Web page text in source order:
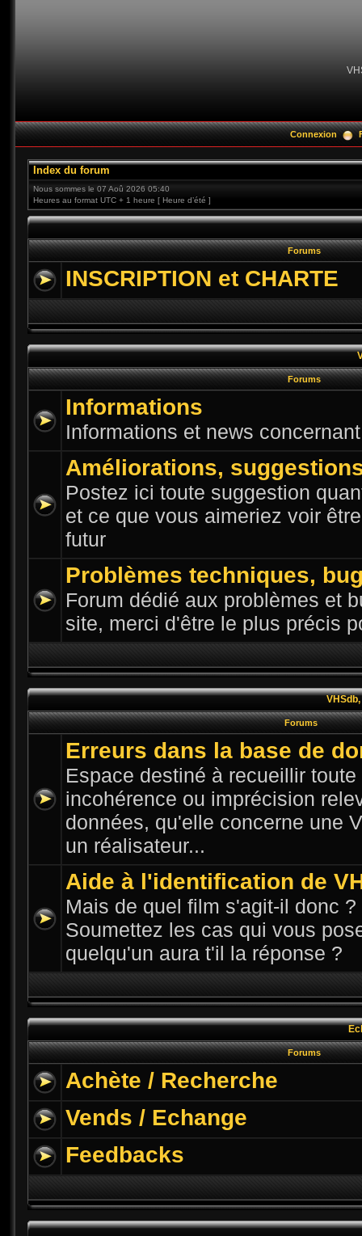
Connexion
Index du forum
Nous sommes le 07 Aoû 2026 05:40
Heures au format UTC + 1 heure [ Heure d’été ]
Forums
INSCRIPTION et CHARTE
Forums
Informations
Informations et news
Améliorations,
Postez ici toute suggestion
et ce que vous aimeriez voir
futur
Problèmes techniques,
Forum dédié aux problèmes et
site, merci d'être le plus précis
Forums
Erreurs dans la base de
Espace destiné à recueillir
incohérence ou imprécision
données, qu'elle concerne une
un réalisateur...
Aide à l'identification de
Mais de quel film s'agit-il donc
Soumettez les cas qui vous
quelqu'un aura t'il la réponse ?
Forums
Achète / Recherche
Vends / Echange
Feedbacks